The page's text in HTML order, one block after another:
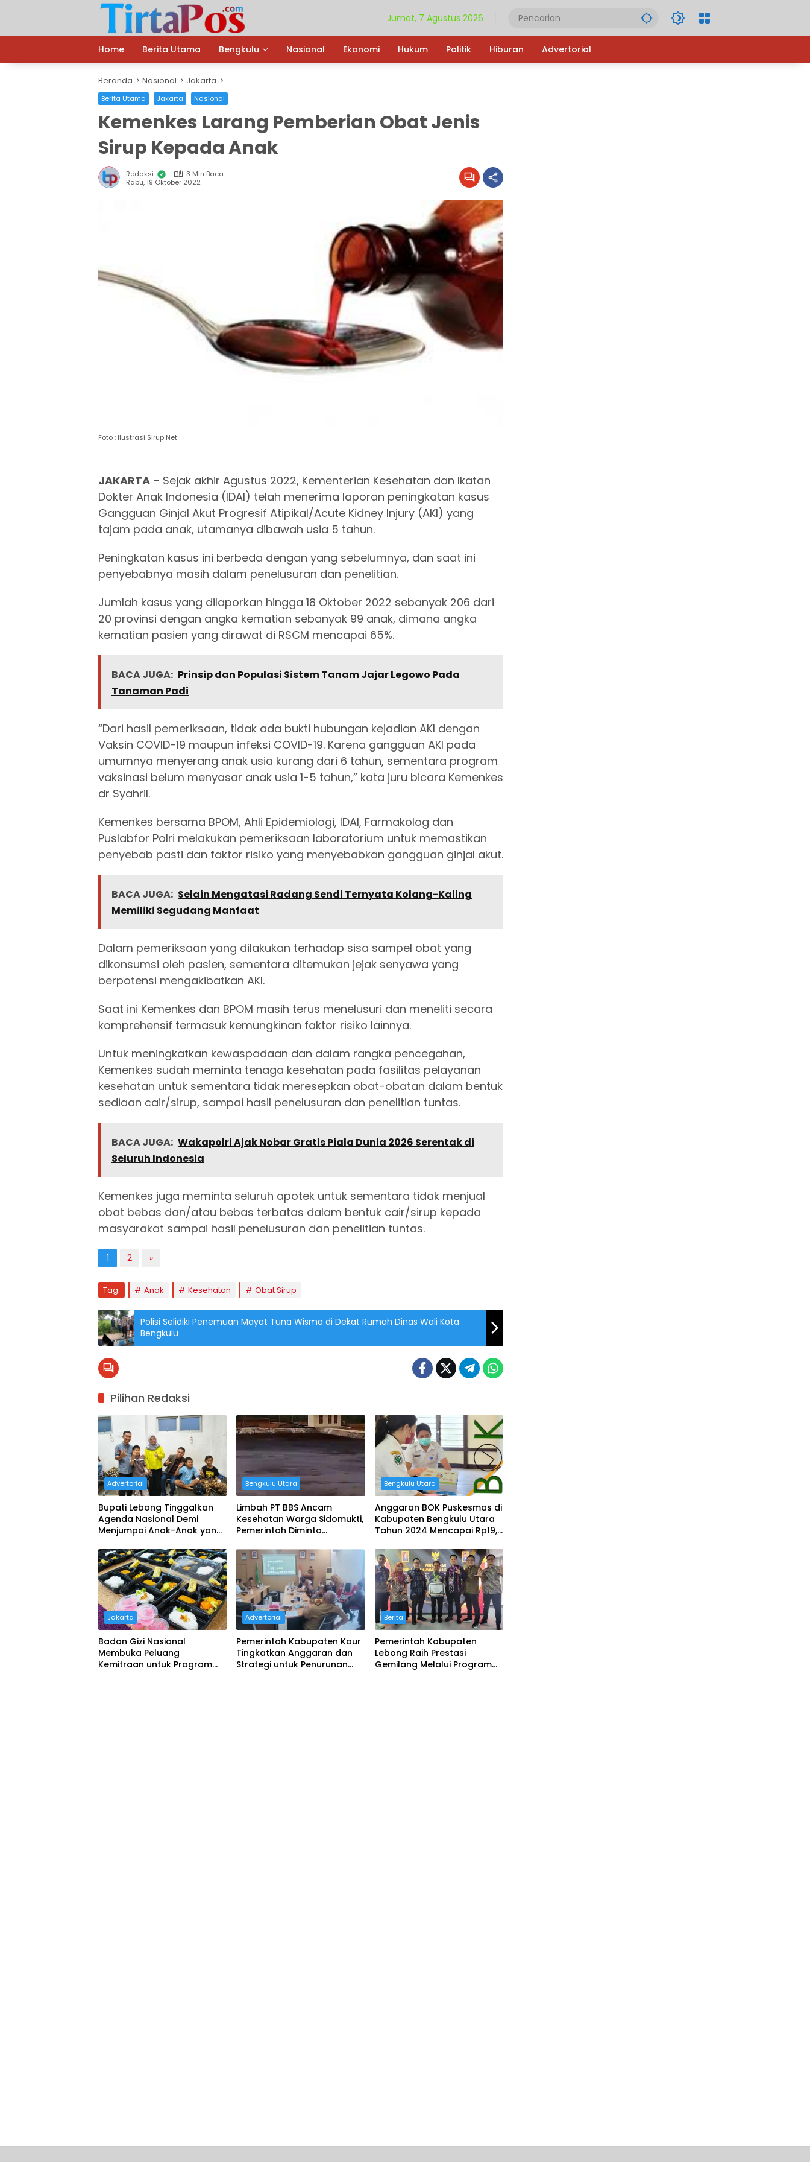
Jumat, 7 Agustus 2026
Home Berita Utama Bengkulu Nasional Ekonomi Hukum Politik Hiburan Advertorial
Beranda Nasional Jakarta
Berita Utama Jakarta Nasional
Kemenkes Larang Pemberian Obat Jenis
Sirup Kepada Anak
Redaksi
3 Min Baca
Rabu, 19 Oktober 2022
Foto : Ilustrasi Sirup Net
JAKARTA – Sejak akhir Agustus 2022, Kementerian Kesehatan dan Ikatan
Dokter Anak Indonesia (IDAI) telah menerima laporan peningkatan kasus
Gangguan Ginjal Akut Progresif Atipikal/Acute Kidney Injury (AKI) yang
tajam pada anak, utamanya dibawah usia 5 tahun.
Peningkatan kasus ini berbeda dengan yang sebelumnya, dan saat ini
penyebabnya masih dalam penelusuran dan penelitian.
Jumlah kasus yang dilaporkan hingga 18 Oktober 2022 sebanyak 206 dari
20 provinsi dengan angka kematian sebanyak 99 anak, dimana angka
kematian pasien yang dirawat di RSCM mencapai 65%.
BACA JUGA: Prinsip dan Populasi Sistem Tanam Jajar Legowo Pada
Tanaman Padi
“Dari hasil pemeriksaan, tidak ada bukti hubungan kejadian AKI dengan
Vaksin COVID-19 maupun infeksi COVID-19. Karena gangguan AKI pada
umumnya menyerang anak usia kurang dari 6 tahun, sementara program
vaksinasi belum menyasar anak usia 1-5 tahun,” kata juru bicara Kemenkes
dr Syahril.
Kemenkes bersama BPOM, Ahli Epidemiologi, IDAI, Farmakolog dan
Puslabfor Polri melakukan pemeriksaan laboratorium untuk memastikan
penyebab pasti dan faktor risiko yang menyebabkan gangguan ginjal akut.
BACA JUGA: Selain Mengatasi Radang Sendi Ternyata Kolang-Kaling
Memiliki Segudang Manfaat
Dalam pemeriksaan yang dilakukan terhadap sisa sampel obat yang
dikonsumsi oleh pasien, sementara ditemukan jejak senyawa yang
berpotensi mengakibatkan AKI.
Saat ini Kemenkes dan BPOM masih terus menelusuri dan meneliti secara
komprehensif termasuk kemungkinan faktor risiko lainnya.
Untuk meningkatkan kewaspadaan dan dalam rangka pencegahan,
Kemenkes sudah meminta tenaga kesehatan pada fasilitas pelayanan
kesehatan untuk sementara tidak meresepkan obat-obatan dalam bentuk
sediaan cair/sirup, sampai hasil penelusuran dan penelitian tuntas.
BACA JUGA: Wakapolri Ajak Nobar Gratis Piala Dunia 2026 Serentak di
Seluruh Indonesia
Kemenkes juga meminta seluruh apotek untuk sementara tidak menjual
obat bebas dan/atau bebas terbatas dalam bentuk cair/sirup kepada
masyarakat sampai hasil penelusuran dan penelitian tuntas.
1 2 »
Tag: Anak Kesehatan Obat Sirup
Polisi Selidiki Penemuan Mayat Tuna Wisma di Dekat Rumah Dinas Wali Kota
Bengkulu
Pilihan Redaksi
Advertorial
Bupati Lebong Tinggalkan
Agenda Nasional Demi
Menjumpai Anak-Anak yang
Bengkulu Utara
Limbah PT BBS Ancam
Kesehatan Warga Sidomukti,
Pemerintah Diminta
Bengkulu Utara
Anggaran BOK Puskesmas di
Kabupaten Bengkulu Utara
Tahun 2024 Mencapai Rp19,2
Ini Dikelolah Dengan Baik?
Jakarta
Badan Gizi Nasional
Membuka Peluang
Kemitraan untuk Program
Advertorial
Pemerintah Kabupaten Kaur
Tingkatkan Anggaran dan
Strategi untuk Penurunan
Berita
Pemerintah Kabupaten
Lebong Raih Prestasi
Gemilang Melalui Program